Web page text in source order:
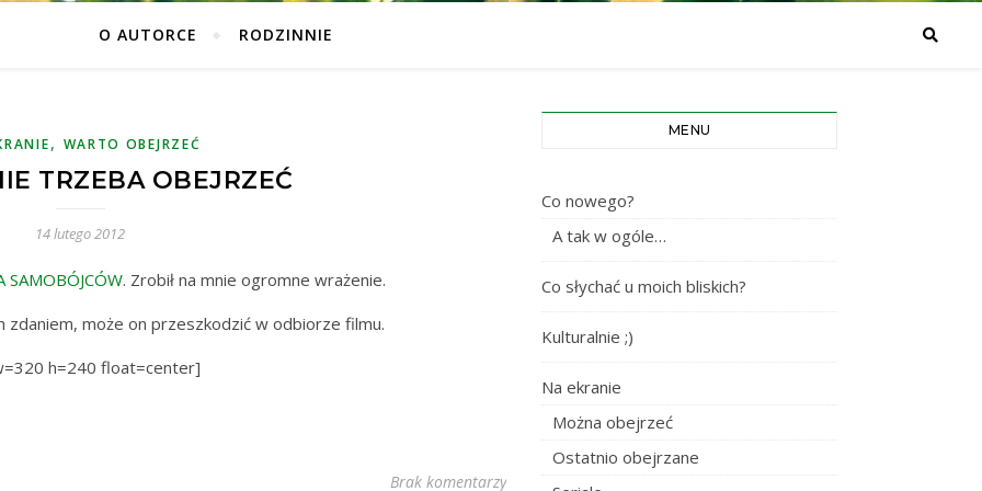
O AUTORCE RODZINNIE
, WARTO OBEJRZEĆ
TRZEBA OBEJRZEĆ
14 lutego 2012
SAMOBÓJCÓW. Zrobił na mnie ogromne wrażenie.
zdaniem, może on przeszkodzić w odbiorze filmu.
h=240 float=center]
Brak komentarzy
MENU
Co nowego?
A tak w ogóle…
Co słychać u moich bliskich?
Kulturalnie ;)
Na ekranie
Można obejrzeć
Ostatnio obejrzane